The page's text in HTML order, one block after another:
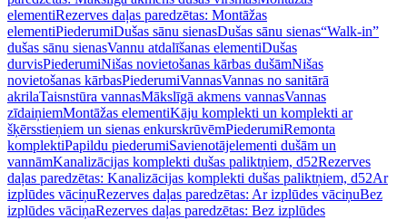
elementiRezerves daļas paredzētas: Montāžas
elementiPiederumiDušas sānu sienasDušas sānu sienas“Walk-in”
dušas sānu sienasVannu atdalīšanas elementiDušas
durvisPiederumiNišas novietošanas kārbas dušāmNišas
novietošanas kārbasPiederumiVannasVannas no sanitārā
akrilaTaisnstūra vannasMākslīgā akmens vannasVannas
zīdaiņiemMontāžas elementiKāju komplekti un komplekti ar
šķērsstieņiem un sienas enkurskrūvēmPiederumiRemonta
komplektiPapildu piederumiSavienotājelementi dušām un
vannāmKanalizācijas komplekti dušas paliktņiem, d52Rezerves
daļas paredzētas: Kanalizācijas komplekti dušas paliktņiem, d52Ar
izplūdes vāciņuRezerves daļas paredzētas: Ar izplūdes vāciņuBez
izplūdes vāciņaRezerves daļas paredzētas: Bez izplūdes